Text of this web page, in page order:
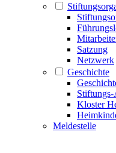
Satzung
Netzwerk
Geschichte
Kloster
Meldestelle